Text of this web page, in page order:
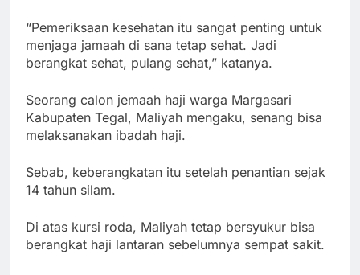
“Pemeriksaan kesehatan itu sangat penting untuk
menjaga jamaah di sana tetap sehat. Jadi
berangkat sehat, pulang sehat,” katanya.
Seorang calon jemaah haji warga Margasari
Kabupaten Tegal, Maliyah mengaku, senang bisa
melaksanakan ibadah haji.
Sebab, keberangkatan itu setelah penantian sejak
14 tahun silam.
Di atas kursi roda, Maliyah tetap bersyukur bisa
berangkat haji lantaran sebelumnya sempat sakit.